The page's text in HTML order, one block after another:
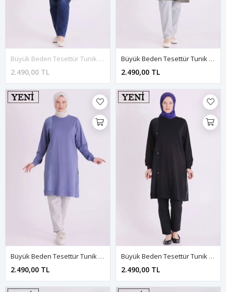
Büyük Beden Tesettür Tunik 2080 Ihlamur
2.490,00 TL
Büyük Beden Tesettür Tunik 2080 Kına Yeşili
2.490,00 TL
Büyük Beden Tesettür Tunik 2080 Morcivert
2.490,00 TL
Büyük Beden Tesettür Tunik 2080 Siyah
2.490,00 TL